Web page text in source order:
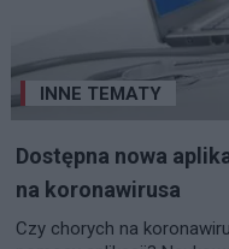
INNE TEMATY
Dostępna nowa
na koronawirusa
Czy chorych na